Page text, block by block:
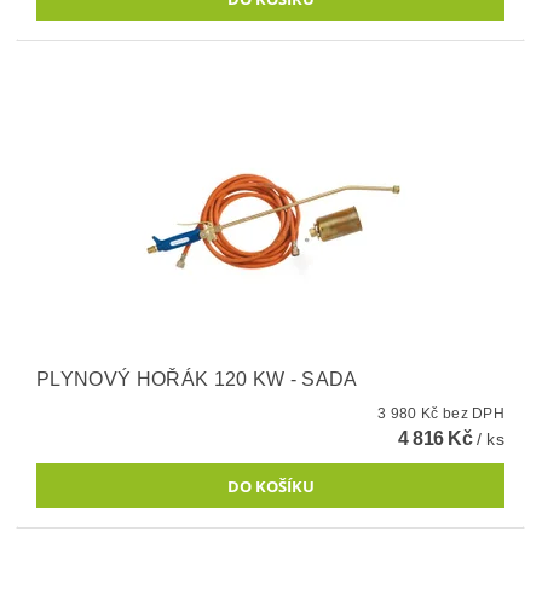
PLYNOVÝ HOŘÁK 120 KW - SADA
3 980 Kč bez DPH
4 816 Kč/ ks